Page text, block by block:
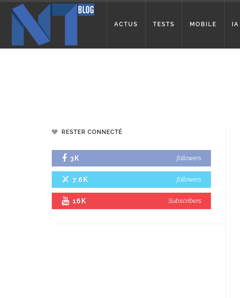
ACTUS TESTS MOBILE IA
RESTER CONNECTÉ
3K followers
7.6K followers
16K Subscribers